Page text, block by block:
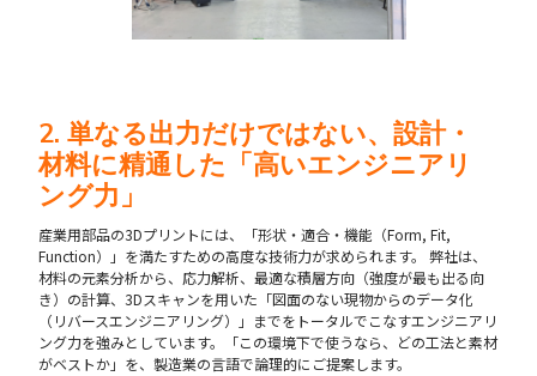
2. 単なる出力だけではない、設計・
材料に精通した「高いエンジニアリ
ング力」
産業用部品の3Dプリントには、「形状・適合・機能（Form, Fit,
Function）」を満たすための高度な技術力が求められます。 弊社は、
材料の元素分析から、応力解析、最適な積層方向（強度が最も出る向
き）の計算、3Dスキャンを用いた「図面のない現物からのデータ化
（リバースエンジニアリング）」までをトータルでこなすエンジニアリ
ング力を強みとしています。「この環境下で使うなら、どの工法と素材
がベストか」を、製造業の言語で論理的にご提案します。